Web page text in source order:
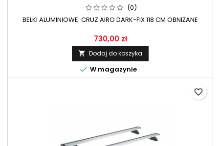
(0)
BELKI ALUMINIOWE CRUZ AIRO DARK-FIX 118 CM OBNIŻANE
730,00 zł
 Dodaj do koszyka
 W magazynie
favorite_border